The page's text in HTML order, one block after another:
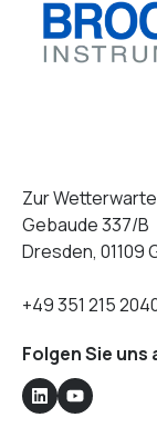
Zur
Gebaude 337/B
Dresden, 01109
+49 351 215
Folgen Sie uns